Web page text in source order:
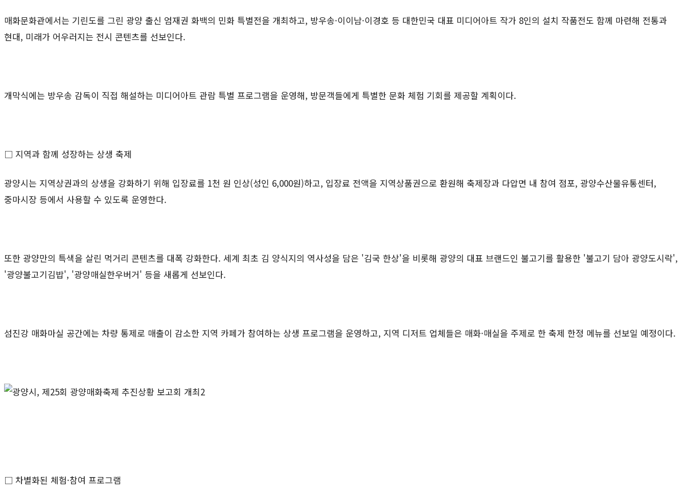
매화문화관에서는 기린도를 그린 광양 출신 엄재권 화백의 민화 특별전을 개최하고, 방우송·이이남·이경호 등 대한민국 대표 미디어아트 작가 8인의 설치 작품전도 함께 마련해 전통과
현대, 미래가 어우러지는 전시 콘텐츠를 선보인다.
개막식에는 방우송 감독이 직접 해설하는 미디어아트 관람 특별 프로그램을 운영해, 방문객들에게 특별한 문화 체험 기회를 제공할 계획이다.
□ 지역과 함께 성장하는 상생 축제
광양시는 지역상권과의 상생을 강화하기 위해 입장료를 1천 원 인상(성인 6,000원)하고, 입장료 전액을 지역상품권으로 환원해 축제장과 다압면 내 참여 점포, 광양수산물유통센터,
중마시장 등에서 사용할 수 있도록 운영한다.
또한 광양만의 특색을 살린 먹거리 콘텐츠를 대폭 강화한다. 세계 최초 김 양식지의 역사성을 담은 '김국 한상'을 비롯해 광양의 대표 브랜드인 불고기를 활용한 '불고기 담아 광양도시락',
'광양불고기김밥', '광양매실한우버거' 등을 새롭게 선보인다.
섬진강 매화마실 공간에는 차량 통제로 매출이 감소한 지역 카페가 참여하는 상생 프로그램을 운영하고, 지역 디저트 업체들은 매화·매실을 주제로 한 축제 한정 메뉴를 선보일 예정이다.
□ 차별화된 체험·참여 프로그램